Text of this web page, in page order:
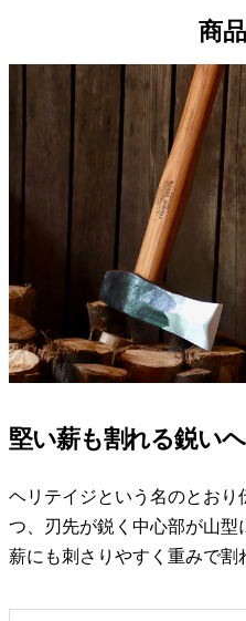
商
堅い薪も割れる鋭い
ヘリテイジという名のとお
つ、刃先が鋭く中心部が山
薪にも刺さりやすく重みで割